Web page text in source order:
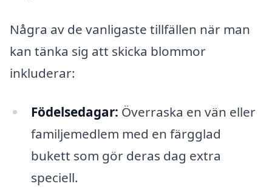
Några av de vanligaste tillfällen när man
kan tänka sig att skicka blommor
inkluderar:
Födelsedagar: Överraska en vän eller
familjemedlem med en färgglad
bukett som gör deras dag extra
speciell.